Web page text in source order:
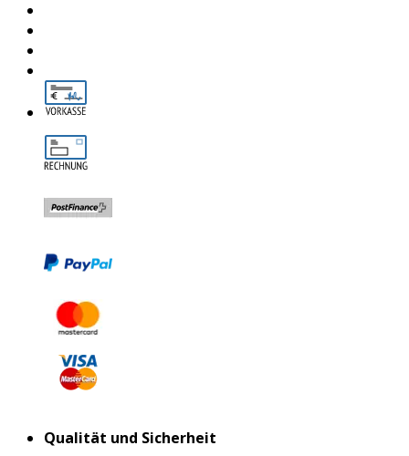
Qualität und Sicherheit